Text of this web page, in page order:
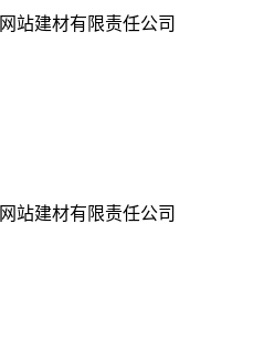
站建材有限责任公司
站建材有限责任公司